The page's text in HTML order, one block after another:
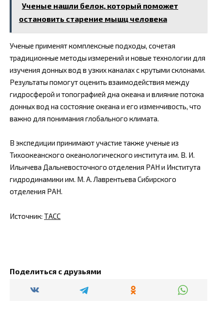
Ученые нашли белок, который поможет
остановить старение мышц человека
Ученые применят комплексные подходы, сочетая
традиционные методы измерений и новые технологии для
изучения донных вод в узких каналах с крутыми склонами.
Результаты помогут оценить взаимодействия между
гидросферой и топографией дна океана и влияние потока
донных вод на состояние океана и его изменчивость, что
важно для понимания глобального климата.
В экспедиции принимают участие также ученые из
Тихоокеанского океанологического института им. В. И.
Ильичева Дальневосточного отделения РАН и Института
гидродинамики им. М. А. Лаврентьева Сибирского
отделения РАН.
Источник: ТАСС
Поделиться с друзьями